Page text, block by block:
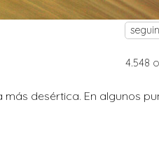
4.548
desértica. En algunos